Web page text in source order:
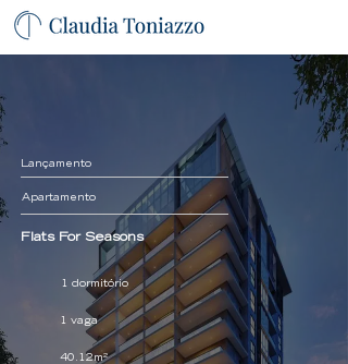
Lançamento
Apartamento
Flats For Seasons
1 dormitório
1 vaga
40.12m²